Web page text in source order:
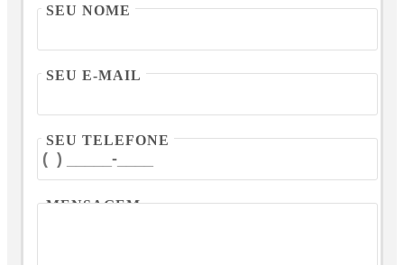
SEU NOME
SEU E-MAIL
SEU TELEFONE
MENSAGEM